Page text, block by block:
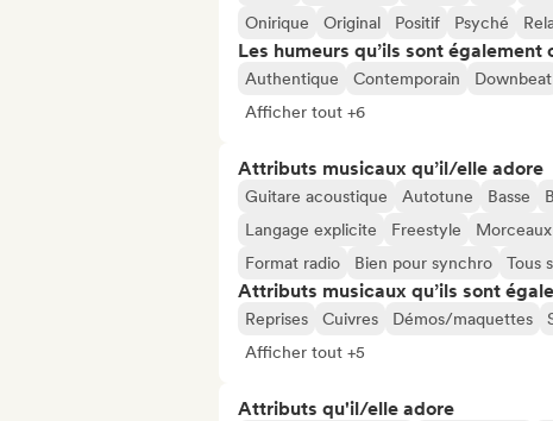
Onirique
Original Positif Psyché
Les humeurs qu’ils sont
Authentique Contemporain Downbeat
Afficher tout +6
Attributs musicaux qu’il/elle adore
Guitare acoustique Autotune Basse
Langage explicite
Freestyle
Format radio
Bien pour synchro Tous
Attributs musicaux qu’ils sont
Reprises Cuivres Démos/maquettes
Afficher tout +5
Attributs qu'il/elle adore